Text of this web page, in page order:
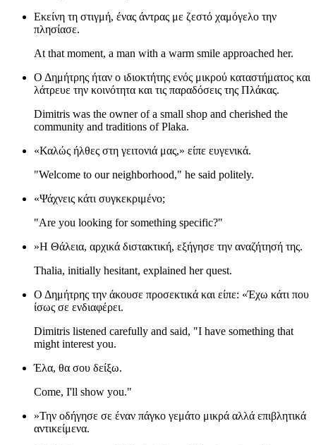
Εκείνη τη στιγμή, ένας άντρας με ζεστό χαμόγελο την
πλησίασε.
At that moment, a man with a warm smile approached her.
Ο Δημήτρης ήταν ο ιδιοκτήτης ενός μικρού καταστήματος και
λάτρευε την κοινότητα και τις παραδόσεις της Πλάκας.
Dimitris was the owner of a small shop and cherished the
community and traditions of Plaka.
«Καλώς ήλθες στη γειτονιά μας,» είπε ευγενικά.
"Welcome to our neighborhood," he said politely.
«Ψάχνεις κάτι συγκεκριμένο;
"Are you looking for something specific?"
»Η Θάλεια, αρχικά διστακτική, εξήγησε την αναζήτησή της.
Thalia, initially hesitant, explained her quest.
Ο Δημήτρης την άκουσε προσεκτικά και είπε: «Έχω κάτι που
ίσως σε ενδιαφέρει.
Dimitris listened carefully and said, "I have something that
might interest you.
Έλα, θα σου δείξω.
Come, I'll show you."
»Την οδήγησε σε έναν πάγκο γεμάτο μικρά αλλά επιβλητικά
αντικείμενα.